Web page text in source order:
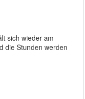
sich wieder am
die Stunden werden